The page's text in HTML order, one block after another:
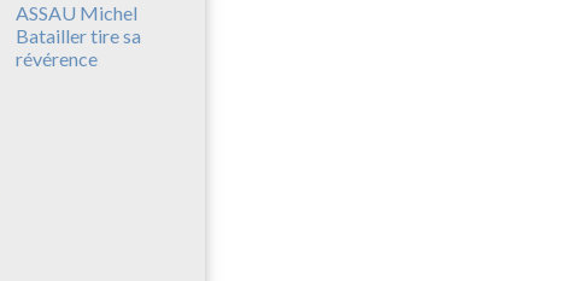
ASSAU Michel
Batailler tire sa
révérence